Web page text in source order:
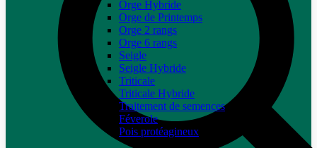
Orge Hybride
Orge de Printemps
Orge 2 rangs
Orge 6 rangs
Seigle
Seigle Hybride
Triticale
Triticale Hybride
Traitement de semences
Féverole
Pois protéagineux